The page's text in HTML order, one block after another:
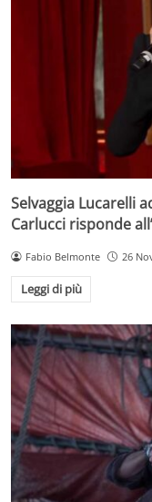
Selvaggia Lucarelli
Carlucci risponde
Fabio Belmonte 26
Leggi di più